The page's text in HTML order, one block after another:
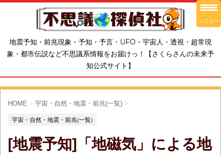
地震予知・前兆現象・予知・予言・UFO・宇宙人・透視・超常現
象・都市伝説など不思議系情報をお届けっ！【さくらさんの未来予
知公式サイト】
HOME > 宇宙・自然・地震・前兆(一覧) >
宇宙・自然・地震・前兆(一覧)
[地震予知]「地磁気」による地
メニュー